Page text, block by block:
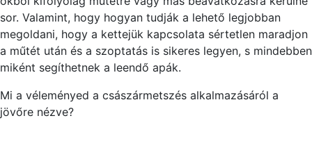
sor. Valamint, hogy hogyan tudják a lehető legjobban
megoldani, hogy a kettejük kapcsolata sértetlen maradjon
a műtét után és a szoptatás is sikeres legyen, s mindebben
miként segíthetnek a leendő apák.
Mi a véleményed a császármetszés alkalmazásáról a
jövőre nézve?